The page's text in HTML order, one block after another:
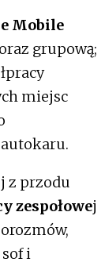
Mobile
grupową;
miejsc
autokaru.
z przodu
zespołowej
i